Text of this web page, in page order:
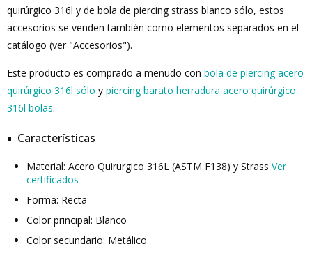
quirúrgico 316l y de bola de piercing strass blanco sólo, estos
accesorios se venden también como elementos separados en el
catálogo (ver "Accesorios").
Este producto es comprado a menudo con bola de piercing acero
quirúrgico 316l sólo y piercing barato herradura acero quirúrgico
316l bolas.
Características
Material: Acero Quirurgico 316L (ASTM F138) y Strass Ver
certificados
Forma: Recta
Color principal: Blanco
Color secundario: Metálico